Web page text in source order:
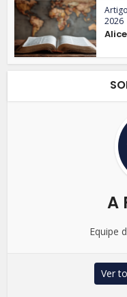
2026
A
Equipe
Ver